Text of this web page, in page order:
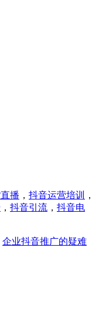
播 ， 抖音运营培训
，
， 抖音引流 ， 抖音电
企业抖音推广的疑难